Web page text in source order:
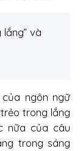
và
ngôn ngữ
trong lắng
nữa của câu
trong sáng